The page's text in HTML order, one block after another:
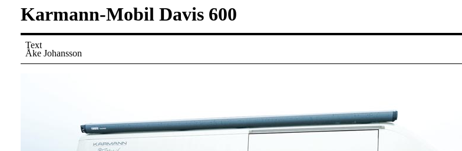
Karmann-Mobil Davis 600
Text
Åke Johansson